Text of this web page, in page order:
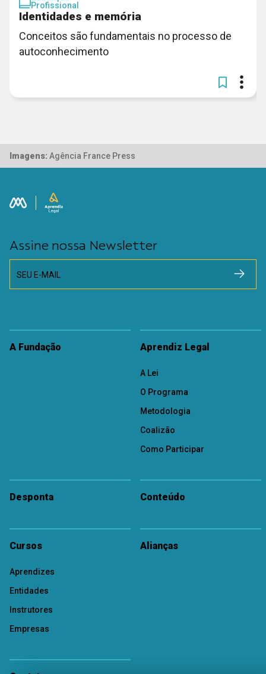
Profissional
Identidades e memória
Conceitos são fundamentais no processo de
autoconhecimento
Imagens: Agência France Press
Assine nossa Newsletter
SEU E-MAIL
A Fundação Aprendiz Legal
A Lei
O Programa
Metodologia
Coalizão
Como Participar
Desponta Conteúdo
Cursos
Aprendizes
Entidades
Instrutores
Empresas
Alianças